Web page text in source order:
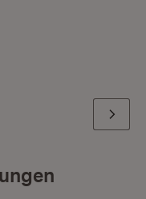
letzten Seite Weiter